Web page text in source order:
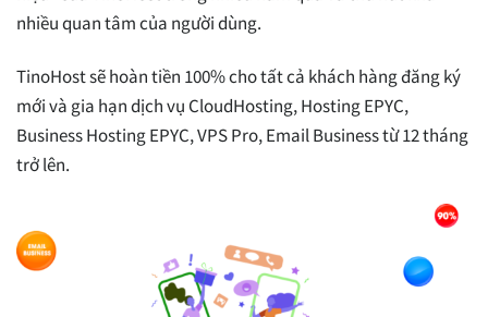
nhiều quan tâm của người dùng.
TinoHost sẽ hoàn tiền 100% cho tất cả khách hàng đăng ký
mới và gia hạn dịch vụ CloudHosting, Hosting EPYC,
Business Hosting EPYC, VPS Pro, Email Business từ 12 tháng
trở lên.